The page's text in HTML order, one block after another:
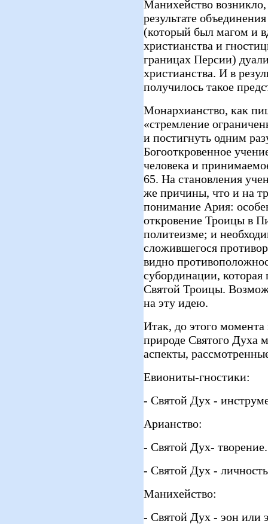
Манихейство
результате
(который был магом и
христианства и
границах Персии)
христианства. И в
получилось такое
Монархианство, как
«стремление
и постигнуть одним
Богооткровенное
человека и
65. На становления
же причины, что и на
понимание Ария:
откровение Троицы в
политеизме; и
сложившегося
видно
субординации, которая
Святой Троицы.
на эту идею.
Итак, до этого
природе Святого Духа
аспекты,
Евиониты-гностики:
- Святой Дух -
Арианство:
- Святой Дух- творение.
- Святой Дух -
Манихейство:
- Святой Дух - эон или